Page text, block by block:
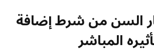
السن من شرط إضافة
المباشر